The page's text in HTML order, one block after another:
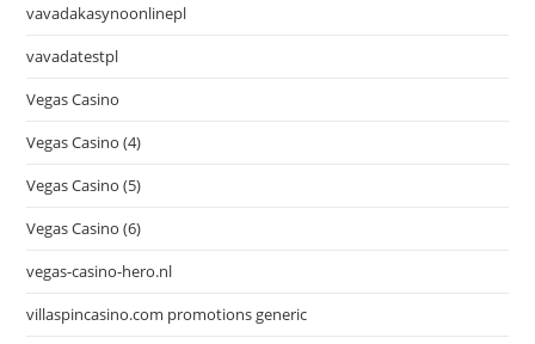
vavadakasynoonlinepl
vavadatestpl
Vegas Casino
Vegas Casino (4)
Vegas Casino (5)
Vegas Casino (6)
vegas-casino-hero.nl
villaspincasino.com promotions generic